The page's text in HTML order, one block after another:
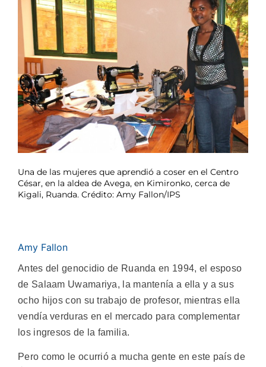
Una de las mujeres que aprendió a coser en el Centro
César, en la aldea de Avega, en Kimironko, cerca de
Kigali, Ruanda. Crédito: Amy Fallon/IPS
Amy Fallon
Antes del genocidio de Ruanda en 1994, el esposo
de Salaam Uwamariya, la mantenía a ella y a sus
ocho hijos con su trabajo de profesor, mientras ella
vendía verduras en el mercado para complementar
los ingresos de la familia.
Pero como le ocurrió a mucha gente en este país de